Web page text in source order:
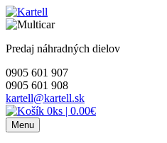
Skip
to
Predaj náhradných dielov
0905 601 907
0905 601 908
kartell@kartell.sk
0ks | 0.00€
Menu